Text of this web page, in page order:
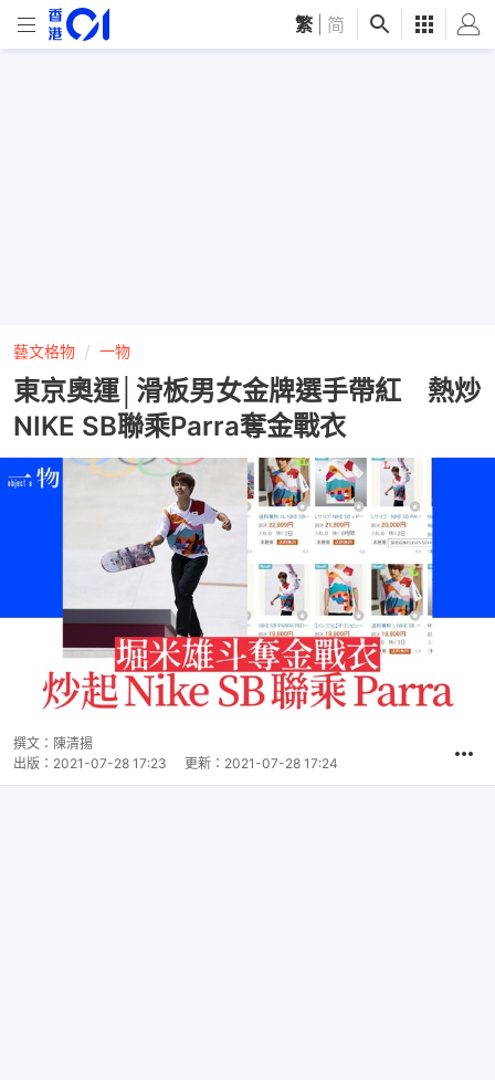
繁 简
藝文格物 一物
東京奧運│滑板男女金牌選手帶紅 熱炒
NIKE SB聯乘Parra奪金戰衣
撰文： 陳清揚
出版： 2021-07-28 17:23 更新： 2021-07-28 17:24